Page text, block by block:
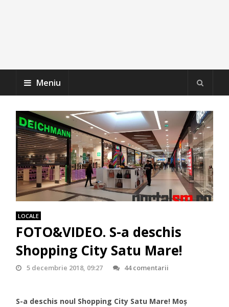
Meniu
LOCALE
FOTO&VIDEO. S-a deschis
Shopping City Satu Mare!
5 decembrie 2018, 09:27 44 comentarii
S-a deschis noul Shopping City Satu Mare! Moș